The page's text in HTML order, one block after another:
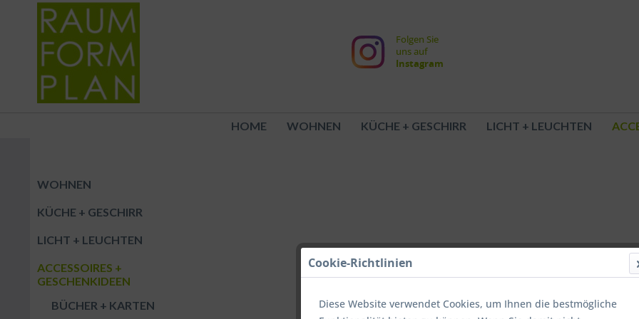
Folgen Sie
uns auf
Instagram
HOME WOHNEN KÜCHE + GESCHIRR LICHT + LEUCHTEN
WOHNEN
KÜCHE + GESCHIRR
LICHT + LEUCHTEN
ACCESSOIRES +
GESCHENKIDEEN
BÜCHER + KARTEN
Cookie-Richtlinien
Diese Website verwendet Cookies, um Ihnen die bestmögliche